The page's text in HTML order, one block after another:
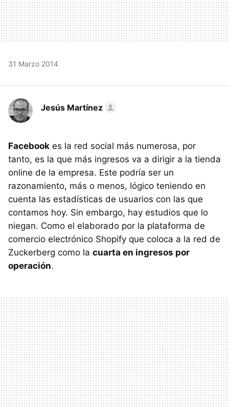
31 Marzo 2014
Jesús Martínez
Facebook es la red social más numerosa, por
tanto, es la que más ingresos va a dirigir a la tienda
online de la empresa. Este podría ser un
razonamiento, más o menos, lógico teniendo en
cuenta las estadísticas de usuarios con las que
contamos hoy. Sin embargo, hay estudios que lo
niegan. Como el elaborado por la plataforma de
comercio electrónico Shopify que coloca a la red de
Zuckerberg como la cuarta en ingresos por
operación.